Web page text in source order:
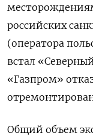
российских
(оператора
встал
«Газпром»
Общий объем